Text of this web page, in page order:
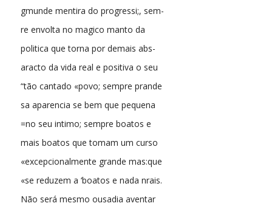
gmunde mentira do progressi;, sem-
re envolta no magico manto da
politica que torna por demais abs-
aracto da vida real e positiva o seu
“tão cantado «povo; sempre prande
sa aparencia se bem que pequena
=no seu intimo; sempre boatos e
mais boatos que tomam um curso
«excepcionalmente grande mas:que
«se reduzem a ‘boatos e nada nrais.
Não será mesmo ousadia aventar